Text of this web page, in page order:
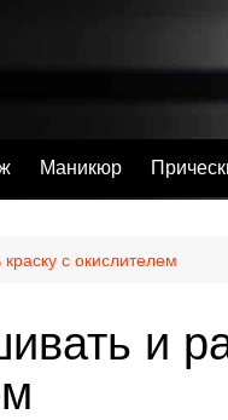
Маникюр
с окислителем
и